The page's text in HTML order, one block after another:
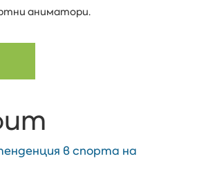
аниматори.
в спорта на